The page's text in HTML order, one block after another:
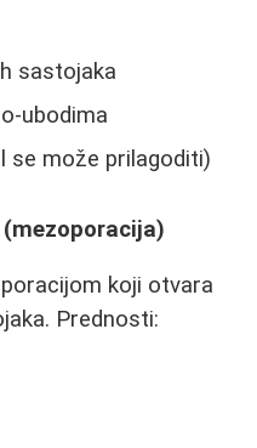
sastojaka
ubodima
se može prilagoditi)
koji otvara
Prednosti: